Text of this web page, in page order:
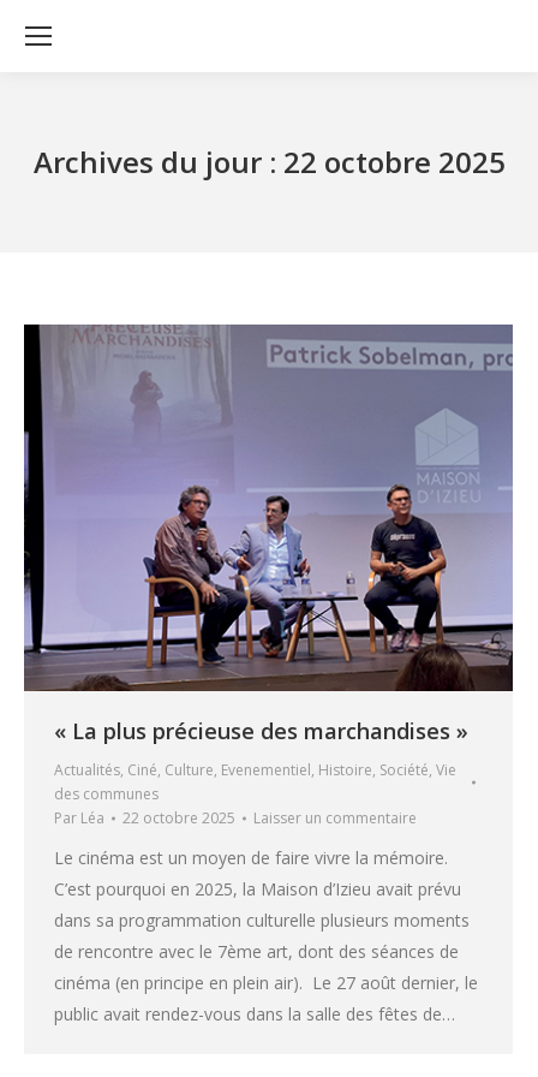
Archives du jour : 22 octobre 2025
« La plus précieuse des marchandises »
Actualités, Ciné, Culture, Evenementiel, Histoire, Société, Vie
des communes
Par Léa 22 octobre 2025 Laisser un commentaire
Le cinéma est un moyen de faire vivre la mémoire.
C’est pourquoi en 2025, la Maison d’Izieu avait prévu
dans sa programmation culturelle plusieurs moments
de rencontre avec le 7ème art, dont des séances de
cinéma (en principe en plein air). Le 27 août dernier, le
public avait rendez-vous dans la salle des fêtes de…